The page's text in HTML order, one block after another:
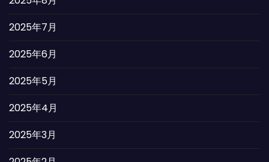
2025年7月
2025年6月
2025年5月
2025年4月
2025年3月